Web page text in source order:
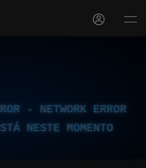
- NETWORK ERROR
NESTE MOMENTO